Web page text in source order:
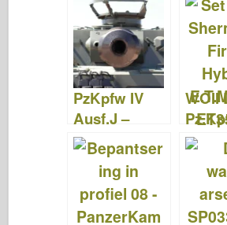
PzKpfw IV
Ausf.J –
WalkAround
WOII
E35-